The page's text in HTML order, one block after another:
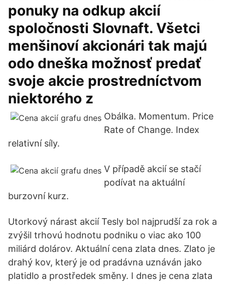
ponuky na odkup akcií
spoločnosti Slovnaft. Všetci
menšinoví akcionári tak majú
odo dneška možnosť predať
svoje akcie prostredníctvom
niektorého z
Obálka. Momentum. Price
Rate of Change. Index
relativní síly.
V případě akcií se stačí
podívat na aktuální
burzovní kurz.
Utorkový nárast akcií Tesly bol najprudší za rok a
zvýšil trhovú hodnotu podniku o viac ako 100
miliárd dolárov. Aktuální cena zlata dnes. Zlato je
drahý kov, který je od pradávna uznáván jako
platidlo a prostředek směny. I dnes je cena zlata